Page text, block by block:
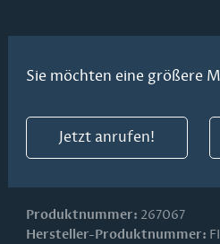
Sie möchten eine größere
Jetzt anrufen!
Produktnummer: 267067
Hersteller-Produktnummer: